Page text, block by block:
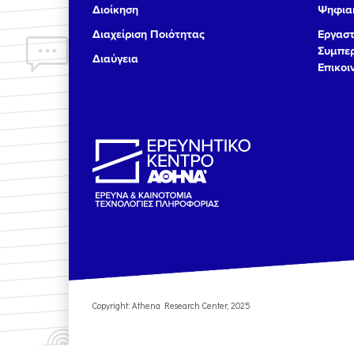
18
20
22
Διοίκηση
Διαχείριση Ποιότητας
Διαύγεια
Copyright: Athena Research Center, 2025